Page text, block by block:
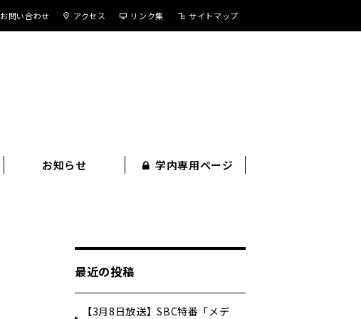
サイトマップ
リンク集
アクセス
お問い合わせ
お知らせ 学内専用ページ
最近の投稿
【3月8日放送】SBC特番「メデ